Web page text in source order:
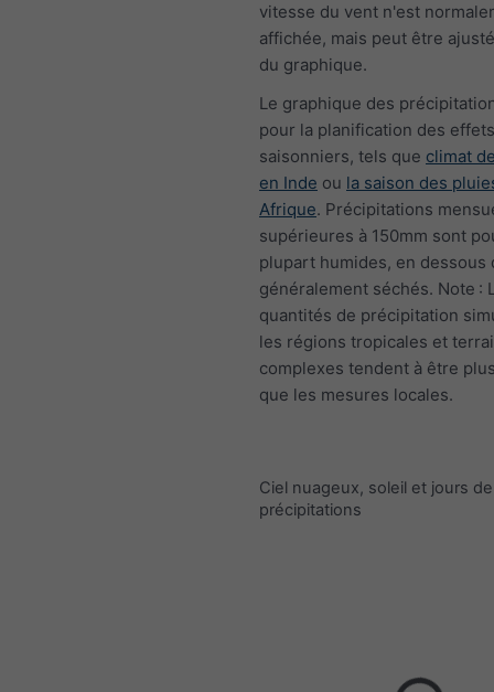
vitesse du vent n'est
affichée, mais peut être
du graphique.
Le graphique des
pour la planification des effets
saisonniers, tels que climat
en Inde ou la saison des
Afrique. Précipitations
supérieures à 150mm sont
plupart humides, en dessous
généralement séchés. Note :
quantités de précipitation
les régions tropicales et
complexes tendent à être
que les mesures locales.
Ciel nuageux, soleil et jours de
précipitations